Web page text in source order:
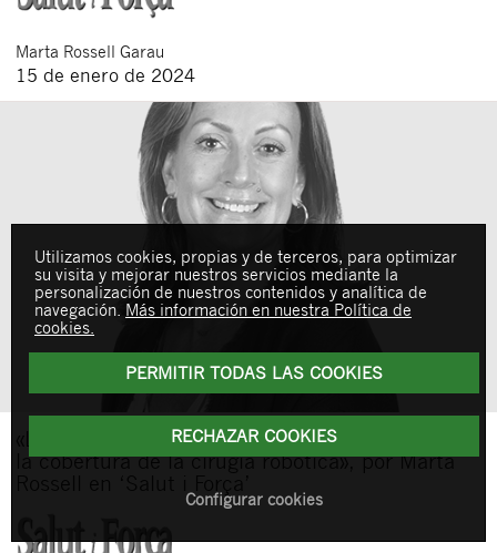
Marta Rossell Garau
15 de enero de 2024
«La vulnerabilidad de los asegurados al reclamar
la cobertura de la cirugía robótica», por Marta
Utilizamos cookies, propias y de terceros, para optimizar
su visita y mejorar nuestros servicios mediante la
personalización de nuestros contenidos y analítica de
navegación. Más información en nuestra Política de
cookies.
PERMITIR TODAS LAS COOKIES
RECHAZAR COOKIES
Configurar cookies